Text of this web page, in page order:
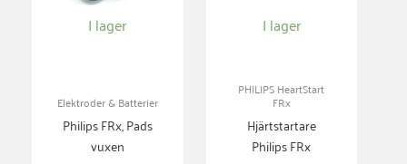
I lager
Elektroder & Batterier
Philips FRx, Pads
vuxen
I lager
PHILIPS HeartStart
FRx
Hjärtstartare
Philips FRx